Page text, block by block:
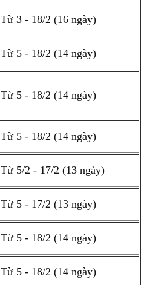
Từ 3 - 18/2 (16 ngày)
Từ 5 - 18/2 (14 ngày)
Từ 5 - 18/2 (14 ngày)
Từ 5 - 18/2 (14 ngày)
Từ 5/2 - 17/2 (13 ngày)
Từ 5 - 17/2 (13 ngày)
Từ 5 - 18/2 (14 ngày)
Từ 5 - 18/2 (14 ngày)